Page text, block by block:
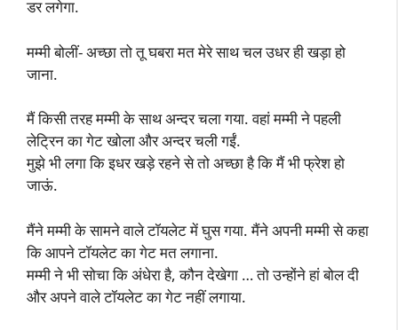
डर लगेगा.
मम्मी बोलीं- अच्छा तो तू घबरा मत मेरे साथ चल उधर ही खड़ा हो
जाना.
मैं किसी तरह मम्मी के साथ अन्दर चला गया. वहां मम्मी ने पहली
लेट्रिन का गेट खोला और अन्दर चली गईं.
मुझे भी लगा कि इधर खड़े रहने से तो अच्छा है कि मैं भी फ्रेश हो
जाऊं.
मैंने मम्मी के सामने वाले टॉयलेट में घुस गया. मैंने अपनी मम्मी से कहा
कि आपने टॉयलेट का गेट मत लगाना.
मम्मी ने भी सोचा कि अंधेरा है, कौन देखेगा … तो उन्होंने हां बोल दी
और अपने वाले टॉयलेट का गेट नहीं लगाया.